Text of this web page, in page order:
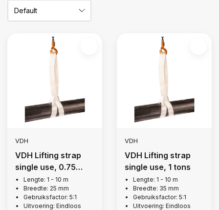
VDH
VDH Lifting strap
single use, 0.75
tonsLengte: 1 - 10 m
Breedte: 25 mm
Gebruiksfactor: 5:1
Uitvoering: Eindloos
VDH
VDH Lifting strap
single use, 1 tons
Lengte: 1 - 10 m
Breedte: 35 mm
Gebruiksfactor: 5:1
Uitvoering: Eindloos